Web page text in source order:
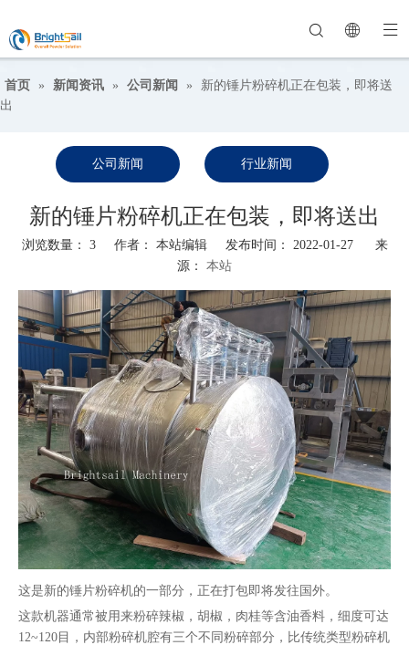
首页 » 新闻资讯 » 公司新闻 »
新的锤片粉碎机正在包装，即将送
出
公司新闻 行业新闻
新的锤片粉碎机正在包装，即将送出
浏览数量： 3作者： 本站编辑 发布时间： 2022-01-27 来
源： 本站
这是新的锤片粉碎机的一部分，正在打包即将发往国外。
这款机器通常被用来粉碎辣椒，胡椒，肉桂等含油香料，细度可达
12~120目，内部粉碎机腔有三个不同粉碎部分，比传统类型粉碎机